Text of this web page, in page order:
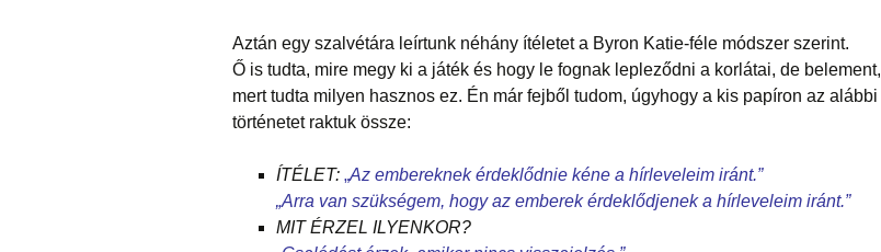
Aztán egy szalvétára leírtunk néhány ítéletet a Byron Katie-féle módszer szerint.
Ő is tudta, mire megy ki a játék és hogy le fognak lepleződni a korlátai, de belement,
mert tudta milyen hasznos ez. Én már fejből tudom, úgyhogy a kis papíron az alábbi
történetet raktuk össze:
ÍTÉLET: „Az embereknek érdeklődnie kéne a hírleveleim iránt.”
„Arra van szükségem, hogy az emberek érdeklődjenek a hírleveleim iránt.”
MIT ÉRZEL ILYENKOR?